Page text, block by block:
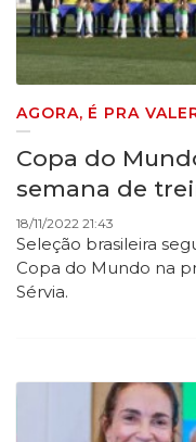
AGORA, É PRA
Copa do
semana de
18/11/2022 21:43
Seleção brasileira
Copa do Mundo na
Sérvia.